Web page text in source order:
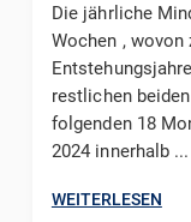
Die jährliche
Wochen , wovon
restlichen
folgenden 18
2024 innerhalb ...
WEITERLESEN